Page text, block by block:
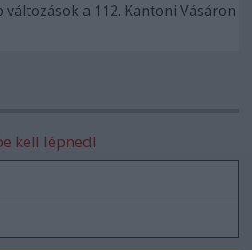
változások a 112. Kantoni Vásáron
kell lépned!